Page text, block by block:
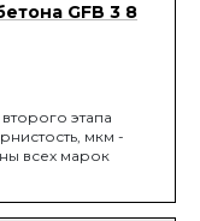
GFB 3 8
этапа
мкм -
всех марок